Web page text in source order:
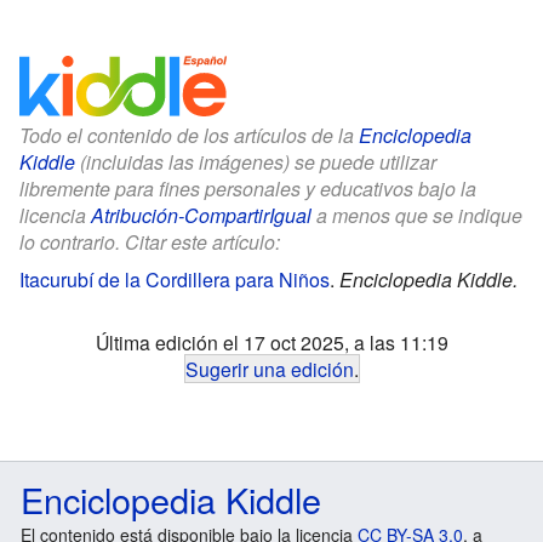
Todo el contenido de los artículos de la Enciclopedia
Kiddle (incluidas las imágenes) se puede utilizar
libremente para fines personales y educativos bajo la
licenciaAtribución-CompartirIguala menos que se indique
lo contrario. Citar este artículo:
Itacurubí de la Cordillera para Niños. Enciclopedia Kiddle.
Última edición el 17 oct 2025, a las 11:19
Sugerir una edición.
Enciclopedia Kiddle
El contenido está disponible bajo la licencia CC BY-SA 3.0, a